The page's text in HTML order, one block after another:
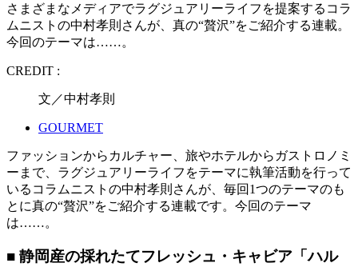
さまざまなメディアでラグジュアリーライフを提案するコラ
ムニストの中村孝則さんが、真の“贅沢”をご紹介する連載。
今回のテーマは……。
CREDIT :
文／中村孝則
GOURMET
ファッションからカルチャー、旅やホテルからガストロノミ
ーまで、ラグジュアリーライフをテーマに執筆活動を行って
いるコラムニストの中村孝則さんが、毎回1つのテーマのも
とに真の“贅沢”をご紹介する連載です。今回のテーマ
は……。
■ 静岡産の採れたてフレッシュ・キャビア「ハル